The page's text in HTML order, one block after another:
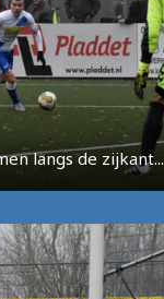
langs de zijkant...